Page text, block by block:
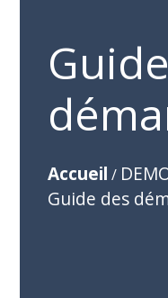
Accueil /
Guide des